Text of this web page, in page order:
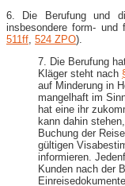
6. Die Berufung und
insbesondere form- und
511ff 524 ZPO).
7. Die Berufung
Kläger steht nach
auf Minderung in
mangelhaft im
hat eine ihr
kann dahin
Buchung der
gültigen
informieren.
Kunden nach der